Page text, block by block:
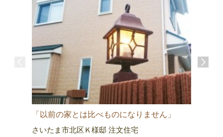
「以前の家とは比べものになりません」
さいたま市北区Ｋ様邸 注文住宅